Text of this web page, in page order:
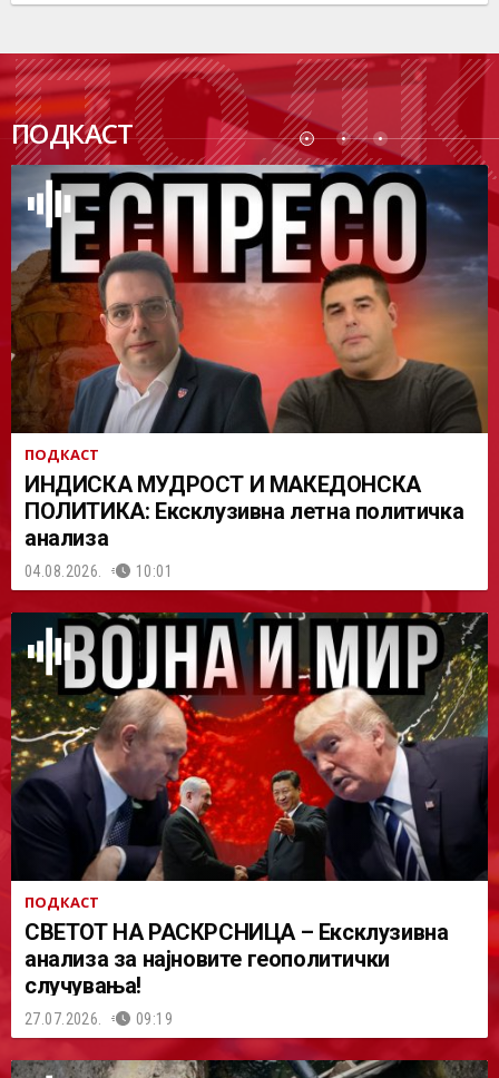
ПОДКАСТ
ПОДК
АСТ
ПОДКАСТ
ИНДИСКА МУДРОСТ И МАКЕДОНСКА
ПОЛИТИКА: Ексклузивна летна политичка
анализа
04.08.2026. 10:01
ПОДКАСТ
СВЕТОТ НА РАСКРСНИЦА – Ексклузивна
анализа за најновите геополитички
случувања!
27.07.2026. 09:19